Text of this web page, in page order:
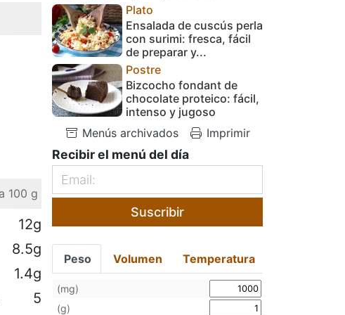
100 g
12g
8.5g
1.4g
5
Plato
Ensalada de cuscús perla
con surimi: fresca, fácil
de preparar y...
Postre
Bizcocho fondant de
chocolate proteico: fácil,
intenso y jugoso
Menús archivados
Imprimir
Recibir el menú del día
Suscribir
Peso Volumen Temperatura
(mg)
(g)